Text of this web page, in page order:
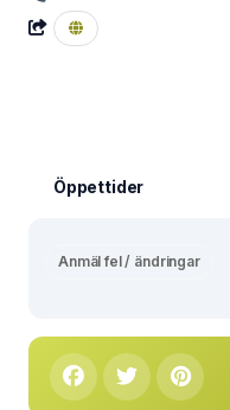
Öppettider
Anmäl fel / ändringar